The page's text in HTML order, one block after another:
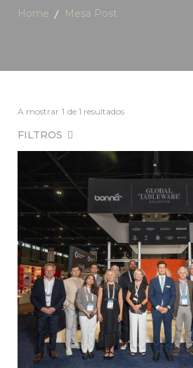
Home Mesa Post
A mostrar 1 de 1 resultados
FILTROS